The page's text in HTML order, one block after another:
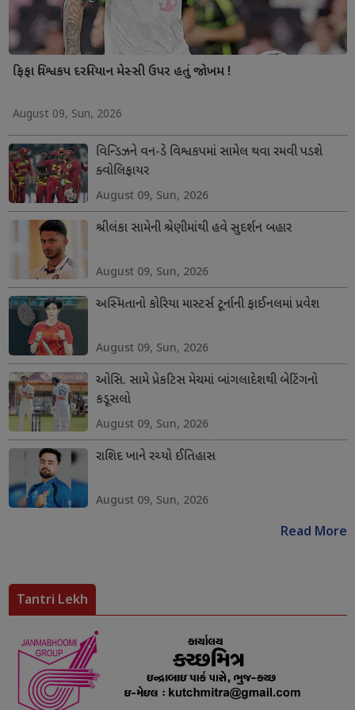
ફિફા વિશ્વકપ દરમિયાન મેસ્સી ઉપર હતું જોખમ !
August 09, Sun, 2026
વિન્ડિઝને વન-ડે વિશ્વકપમાં સામેલ થવા રમવી પડશે
ક્વોલિફાયર
August 09, Sun, 2026
શ્રીલંકા સામેની શ્રેણીમાંથી હવે સુદર્શન બહાર
August 09, Sun, 2026
અસ્મિતાનો કોરિયા માસ્ટર્સ ટૂર્નાની ફાઈનલમાં પ્રવેશ
August 09, Sun, 2026
ઓસિ. સામે પ્રેકટિસ મેચમાં બાંગલાદેશથી બેટિંગનો
કડૂસલો
August 09, Sun, 2026
રાશિદ ખાને રચ્યો ઈતિહાસ
August 09, Sun, 2026
Read More
Tantri Lekh